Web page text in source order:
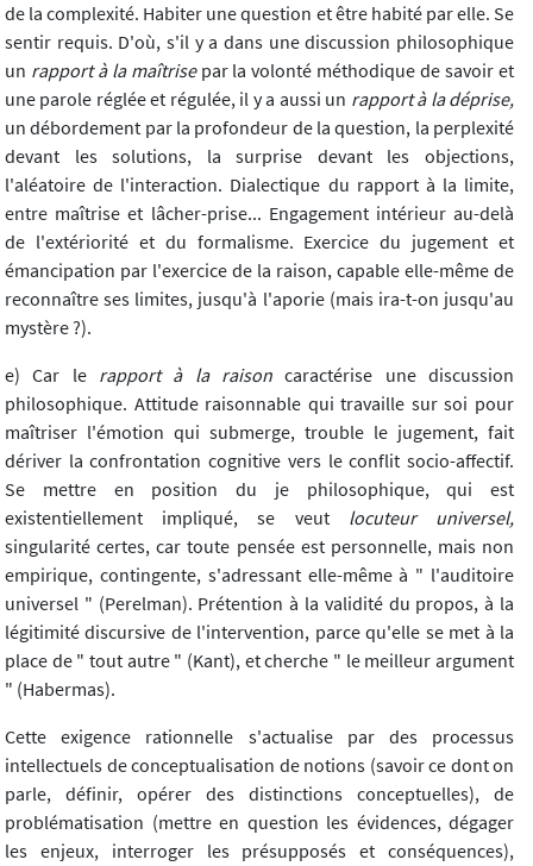
de la complexité. Habiter une question et être habité par elle. Se
sentir requis. D'où, s'il y a dans une discussion philosophique
un rapport à la maîtrisepar la volonté méthodique de savoir et
une parole réglée et régulée, il y a aussi un rapport à la déprise,
un débordement par la profondeur de la question, la perplexité
devant les solutions, la surprise devant les objections,
l'aléatoire de l'interaction. Dialectique du rapport à la limite,
entre maîtrise et lâcher-prise... Engagement intérieur au-delà
de l'extériorité et du formalisme. Exercice du jugement et
émancipation par l'exercice de la raison, capable elle-même de
reconnaître ses limites, jusqu'à l'aporie (mais ira-t-on jusqu'au
mystère ?).
e) Car le rapport à la raison caractérise une discussion
philosophique. Attitude raisonnable qui travaille sur soi pour
maîtriser l'émotion qui submerge, trouble le jugement, fait
dériver la confrontation cognitive vers le conflit socio-affectif.
Se mettre en position du je philosophique, qui est
existentiellement impliqué, se veut locuteur universel,
singularité certes, car toute pensée est personnelle, mais non
empirique, contingente, s'adressant elle-même à " l'auditoire
universel " (Perelman). Prétention à la validité du propos, à la
légitimité discursive de l'intervention, parce qu'elle se met à la
place de " tout autre " (Kant), et cherche " le meilleur argument
" (Habermas).
Cette exigence rationnelle s'actualise par des processus
intellectuels de conceptualisation de notions (savoir ce dont on
parle, définir, opérer des distinctions conceptuelles), de
problématisation (mettre en question les évidences, dégager
les enjeux, interroger les présupposés et conséquences),